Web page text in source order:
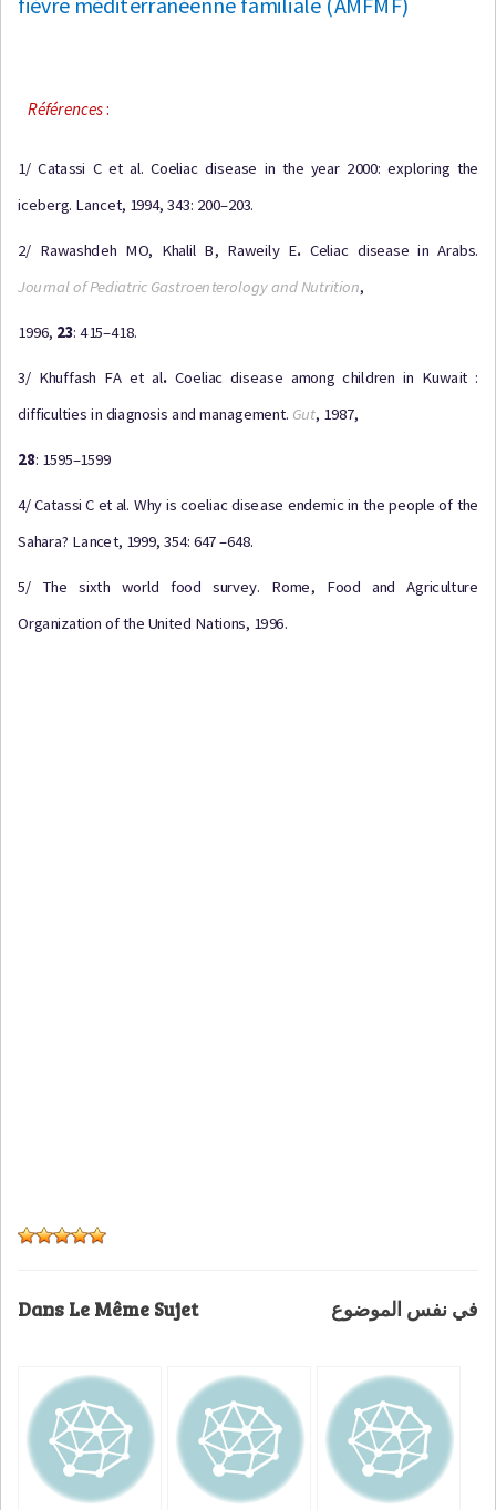
Références:
1/ Catassi C et al. Coeliacdisease in the year 2000:exploring the
iceberg. Lancet, 1994,343: 200–203.
2/ Rawashdeh MO, Khalil B, Raweily E. Celiac diseasein Arabs.
JournalofPediatric GastroenterologyandNutrition,
1996, 23:415–418.
3/ Khuffash FA et al. Coeliacdisease amongchildrenin Kuwait :
difficultiesin diagnosisandmanagement. Gut, 1987,
28: 1595–1599
4/Catassi C et al. Why iscoeliacdisease endemicin thepeopleof the
Sahara? Lancet, 1999,354: 647–648.
5/ Thesixth world foodsurvey. Rome, Food andAgriculture
Organization ofthe United Nations, 1996.
Dans Le Même Sujet في نفس الموضوع